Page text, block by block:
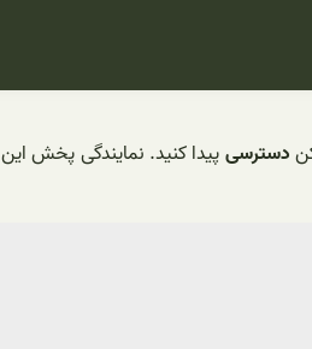
دسترسیپیدا کنید. نمایندگی پخش این